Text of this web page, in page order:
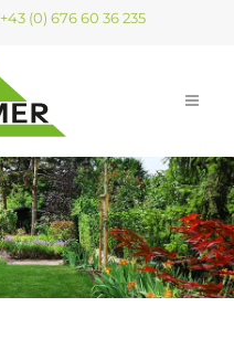
+43 (0) 676 60 36 235